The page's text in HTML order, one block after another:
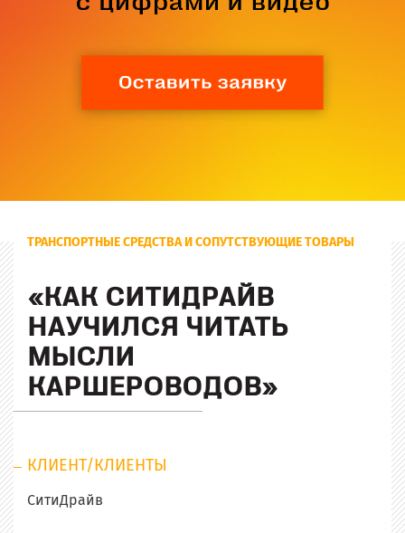
ТРАНСПОРТНЫЕ СРЕДСТВА И СОПУТСТВУЮЩИЕ ТОВАРЫ
«КАК СИТИДРАЙВ
НАУЧИЛСЯ ЧИТАТЬ
МЫСЛИ
КАРШЕРОВОДОВ»
КЛИЕНТ/КЛИЕНТЫ
СитиДрайв